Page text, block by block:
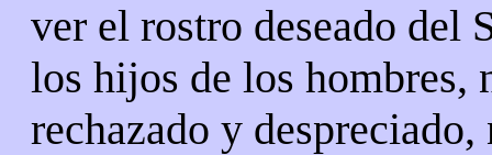
ver el rostro deseado del
los hijos de los hombres,
rechazado y